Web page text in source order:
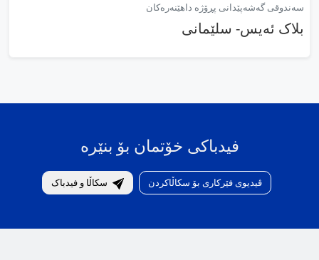
سەندوقی گەشەپێدانی پڕۆژە داهێنەرەکان
بلاک ئەیس- سلێمانی
فیدباکی خۆتمان بۆ بنێرە
ڤیدیوی فێرکاری بۆ سکاڵاکردن سکاڵا و فیدباک